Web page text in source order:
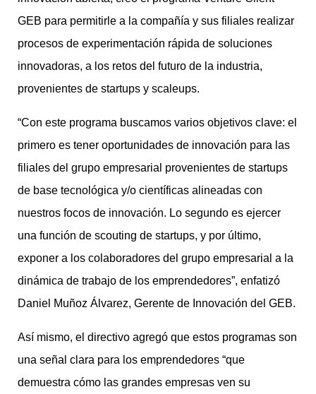
GEB para permitirle a la compañía y sus filiales realizar
procesos de experimentación rápida de soluciones
innovadoras, a los retos del futuro de la industria,
provenientes de startups y scaleups.
“Con este programa buscamos varios objetivos clave: el
primero es tener oportunidades de innovación para las
filiales del grupo empresarial provenientes de startups
de base tecnológica y/o científicas alineadas con
nuestros focos de innovación. Lo segundo es ejercer
una función de scouting de startups, y por último,
exponer a los colaboradores del grupo empresarial a la
dinámica de trabajo de los emprendedores”, enfatizó
Daniel Muñoz Álvarez, Gerente de Innovación del GEB.
Así mismo, el directivo agregó que estos programas son
una señal clara para los emprendedores “que
demuestra cómo las grandes empresas ven su